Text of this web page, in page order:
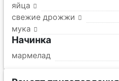
яйца
свежие дрожжи
мука
Начинка
мармелад